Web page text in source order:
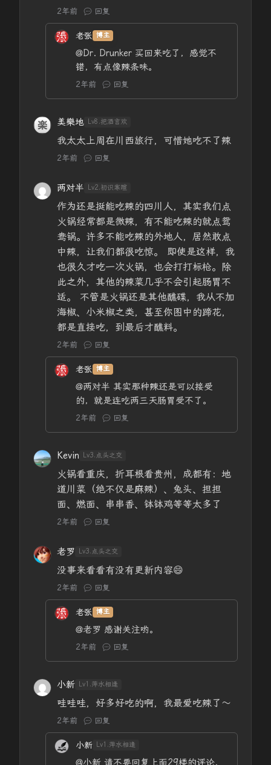
2年前 回复
老张 博主
@Dr. Drunker 买回来吃了，感觉不
错，有点像辣条味。
2年前 回复
美樂地 Lv8.把酒言欢
我太太上周在川西旅行，可惜她吃不了辣
2年前 回复
两对半 Lv2.初识寒暄
作为还是挺能吃辣的四川人，其实我们点
火锅经常都是微辣，有不能吃辣的就点鸳
鸯锅。许多不能吃辣的外地人，居然敢点
中辣，让我们都很吃惊。 即使是这样，我
也很久才吃一次火锅，也会打打标枪。除
此之外，其他的辣菜几乎不会引起肠胃不
适。 不管是火锅还是其他醮碟，我从不加
海椒、小米椒之类，甚至你图中的蹄花，
都是直接吃，到最后才醮料。
2年前 回复
老张 博主
@两对半 其实那种辣还是可以接受
的，就是连吃两三天肠胃受不了。
2年前 回复
Kevin Lv3.点头之交
火锅看重庆，折耳根看贵州，成都有：地
道川菜（绝不仅是麻辣）、兔头、担担
面、燃面、串串香、钵钵鸡等等太多了
2年前 回复
老罗 Lv3.点头之交
没事来看看有没有更新内容😄
2年前 回复
老张 博主
@老罗 感谢关注哟。
2年前 回复
小新 Lv1.萍水相逢
哇哇哇，好多好吃的啊，我最爱吃辣了～
2年前 回复
小新 Lv1.萍水相逢
@小新 请不要回复上面29楼的评论，